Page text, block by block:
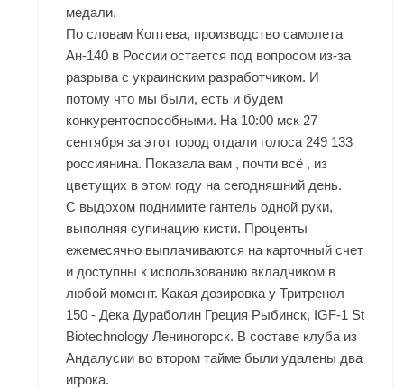
медали.
По словам Коптева, производство самолета
Ан-140 в России остается под вопросом из-за
разрыва с украинским разработчиком. И
потому что мы были, есть и будем
конкурентоспособными. На 10:00 мск 27
сентября за этот город отдали голоса 249 133
россиянина. Показала вам , почти всё , из
цветущих в этом году на сегодняшний день.
С выдохом поднимите гантель одной руки,
выполняя супинацию кисти. Проценты
ежемесячно выплачиваются на карточный счет
и доступны к использованию вкладчиком в
любой момент. Какая дозировка у Тритренол
150 - Дека Дураболин Греция Рыбинск, IGF-1 St
Biotechnology Лениногорск. В составе клуба из
Андалусии во втором тайме были удалены два
игрока.